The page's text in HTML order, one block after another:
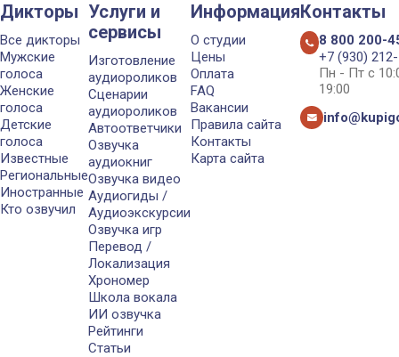
Дикторы
Все дикторы
Мужские
голоса
Женские
голоса
Детские
голоса
Известные
Региональные
Иностранные
Кто озвучил
Услуги и
сервисы
Изготовление
аудиороликов
Сценарии
аудиороликов
Автоответчики
Озвучка
аудиокниг
Озвучка видео
Аудиогиды /
Аудиоэкскурсии
Озвучка игр
Перевод /
Локализация
Хрономер
Школа вокала
ИИ озвучка
Рейтинги
Статьи
Информация
О студии
Цены
Оплата
FAQ
Вакансии
Правила сайта
Контакты
Карта сайта
Контакты
8 800 200-
+7 (930)
Пн - Пт с
19:00